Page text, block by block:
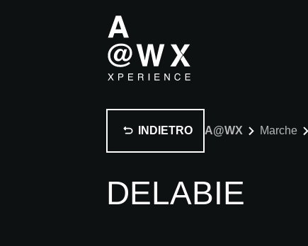
INDIETRO A@WX Marche
DELABIE